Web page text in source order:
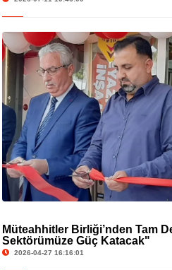
Müteahhitler Birliği’nden Tam
Sektörümüze Güç Katacak"
2026-04-27 16:16:01